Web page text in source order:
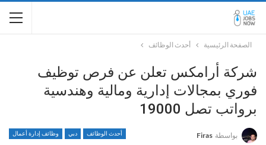
الصفحة الرئيسية أحدث الوظائف
شركة أرامكس تعلن عن فرص توظيف
فوري بمجالات إدارية ومالية وهندسية
برواتب تصل 19000
أحدث الوظائف دبي وظائف إدارة أعمال بواسطة Firas